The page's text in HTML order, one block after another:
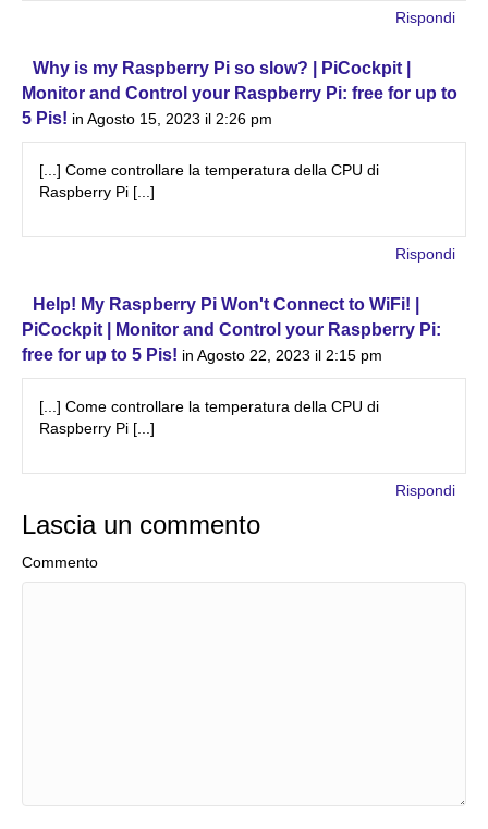
Rispondi
Why is my Raspberry Pi so slow? | PiCockpit |
Monitor and Control your Raspberry Pi: free for up to
5 Pis! in Agosto 15, 2023 il 2:26 pm
[...] Come controllare la temperatura della CPU di
Raspberry Pi [...]
Rispondi
Help! My Raspberry Pi Won't Connect to WiFi! |
PiCockpit | Monitor and Control your Raspberry Pi:
free for up to 5 Pis! in Agosto 22, 2023 il 2:15 pm
[...] Come controllare la temperatura della CPU di
Raspberry Pi [...]
Rispondi
Lascia un commento
Commento